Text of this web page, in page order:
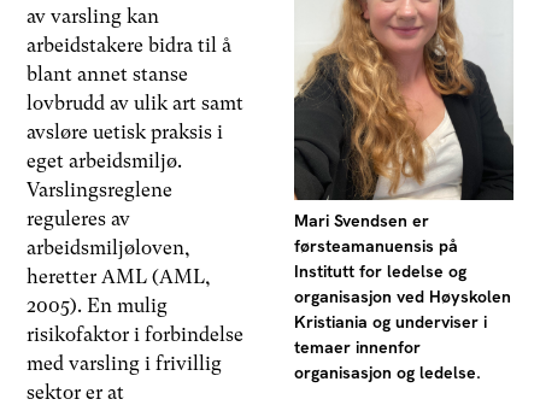
Mari Svendsen er
førsteamanuensis på
Institutt for ledelse og
organisasjon ved Høyskolen
Kristiania og underviser i
temaer innenfor
organisasjon og ledelse.
av varsling kan
arbeidstakere bidra til å
blant annet stanse
lovbrudd av ulik art samt
avsløre uetisk praksis i
eget arbeidsmiljø.
Varslingsreglene
reguleres av
arbeidsmiljøloven,
heretter AML (AML,
2005). En mulig
risikofaktor i forbindelse
med varsling i frivillig
sektor er at